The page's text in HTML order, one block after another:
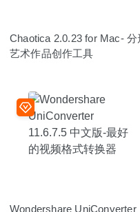
Chaotica 2.0.23 for Mac- 分
艺术作品创作工具
Wondershare UniConverter